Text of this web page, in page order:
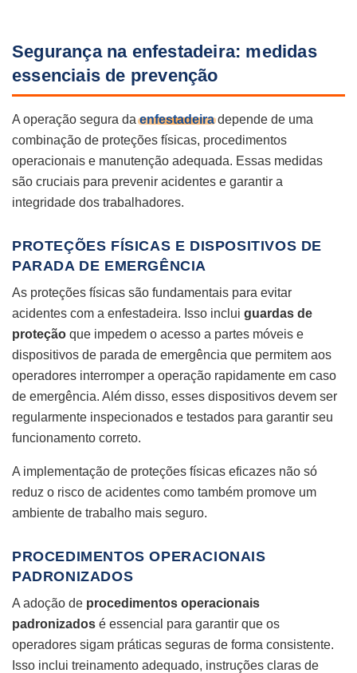
Segurança na enfestadeira: medidas
essenciais de prevenção
A operação segura daenfestadeiradepende de uma
combinação de proteções físicas, procedimentos
operacionais e manutenção adequada. Essas medidas
são cruciais para prevenir acidentes e garantir a
integridade dos trabalhadores.
PROTEÇÕES FÍSICAS E DISPOSITIVOS DE
PARADA DE EMERGÊNCIA
As proteções físicas são fundamentais para evitar
acidentes com a enfestadeira. Isso inclui guardas de
proteção que impedem o acesso a partes móveis e
dispositivos de parada de emergência que permitem aos
operadores interromper a operação rapidamente em caso
de emergência. Além disso, esses dispositivos devem ser
regularmente inspecionados e testados para garantir seu
funcionamento correto.
A implementação de proteções físicas eficazes não só
reduz o risco de acidentes como também promove um
ambiente de trabalho mais seguro.
PROCEDIMENTOS OPERACIONAIS
PADRONIZADOS
A adoção de procedimentos operacionais
padronizados é essencial para garantir que os
operadores sigam práticas seguras de forma consistente.
Isso inclui treinamento adequado, instruções claras de